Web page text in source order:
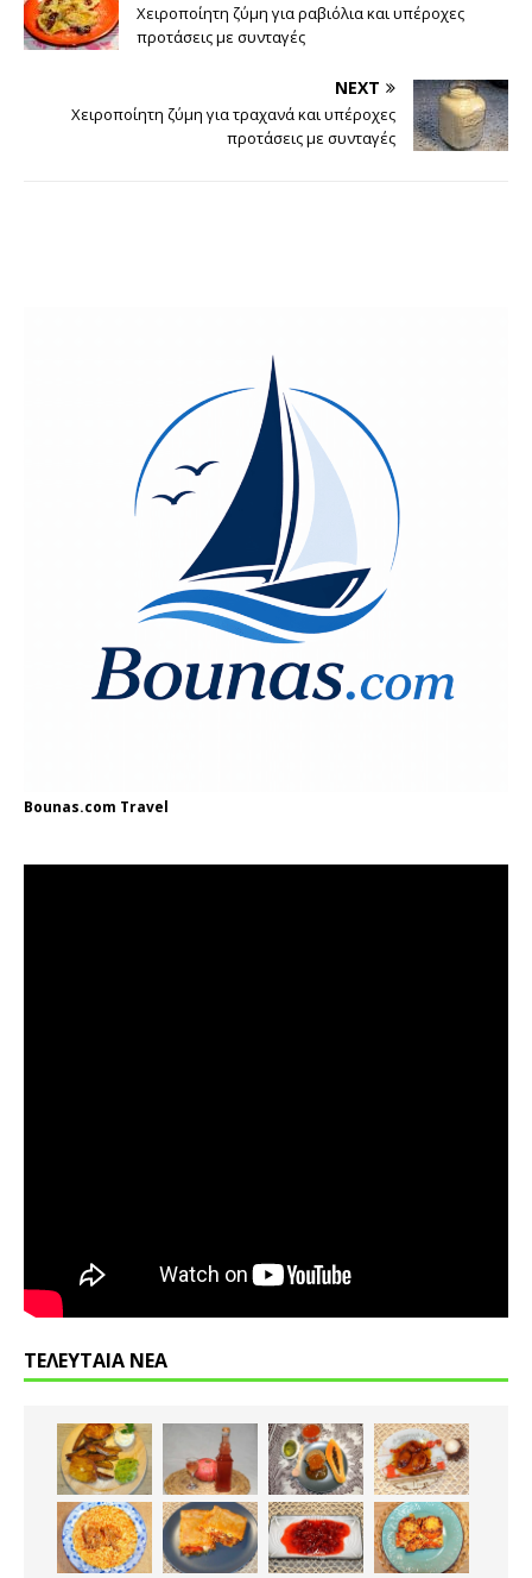
Χειροποίητη ζύμη για ραβιόλια και υπέροχες
προτάσεις με συνταγές
NEXT
Χειροποίητη ζύμη για τραχανά και υπέροχες
προτάσεις με συνταγές
Bounas.com Travel
ΤΕΛΕΥΤΑΙΑ ΝΕΑ